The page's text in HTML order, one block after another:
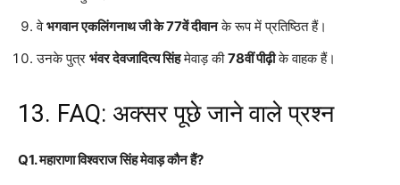
वेभगवान एकलिंगनाथ जी के 77वें दीवानके रूप में प्रतिष्ठित हैं।
उनके पुत्र भंवर देवजादित्य सिंहमेवाड़ की78वीं पीढ़ीके वाहक हैं।
13. FAQ: अक्सर पूछे जाने वाले प्रश्न
Q1. महाराणा विश्वराज सिंह मेवाड़ कौन हैं?